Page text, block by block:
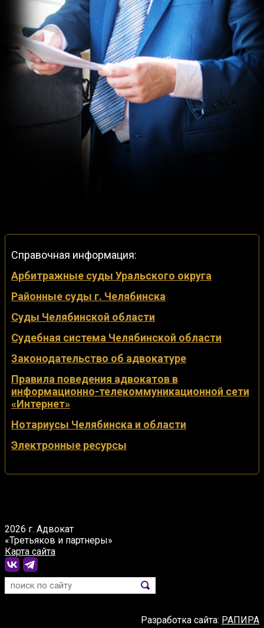
Справочная информация:
Арбитражные суды Уральского округа
Районные суды г. Челябинска
Суды Челябинской области
Судебная система Челябинской области
Законодательство об адвокатуре
Правила поведения адвокатов в
информационно-телекоммуникационной сети
«Интернет»
Нотариусы Челябинска и области
Электронные ресурсы
2026 г. Адвокат
«Третьяков и партнеры»
Карта сайта
Разработка сайта: РАПИРА